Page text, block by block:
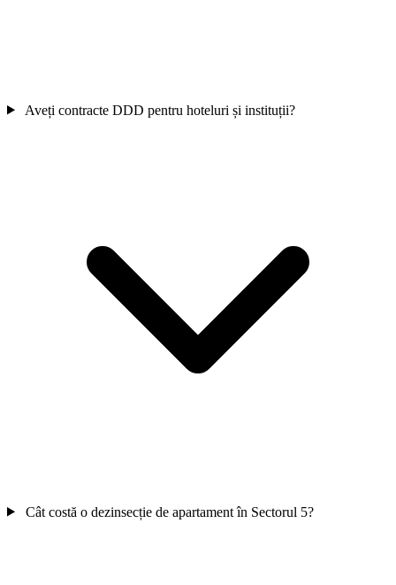
Aveți contracte DDD pentru hoteluri și instituții?
Cât costă o dezinsecție de apartament în Sectorul 5?